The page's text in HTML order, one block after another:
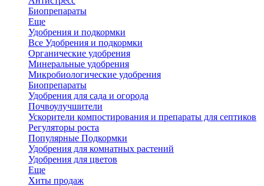
Биопрепараты
Еще
Удобрения и подкормки
Все Удобрения и подкормки
Органические удобрения
Минеральные удобрения
Микробиологические удобрения
Биопрепараты
Удобрения для сада и огорода
Почвоулучшители
Ускорители компостирования и препараты для септиков
Регуляторы роста
Популярные Подкормки
Удобрения для комнатных растений
Удобрения для цветов
Еще
Хиты продаж